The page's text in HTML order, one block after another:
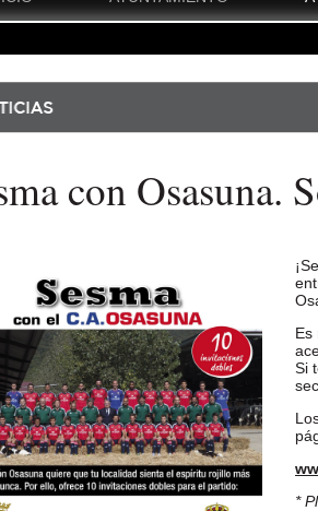
con Osasuna.
Es
Si
*